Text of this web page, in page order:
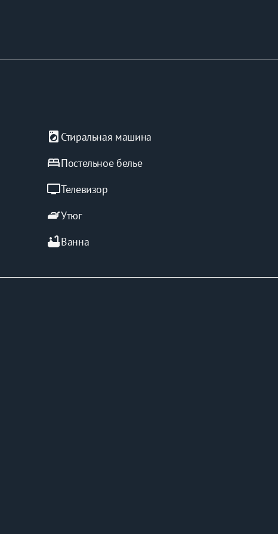
local_laundry_service Стиральная машина
bedПостельное белье
tvТелевизор
ironУтюг
bathtubВанна